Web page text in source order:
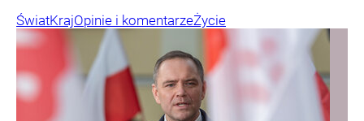
ŚwiatKrajOpinie i komentarzeŻycie